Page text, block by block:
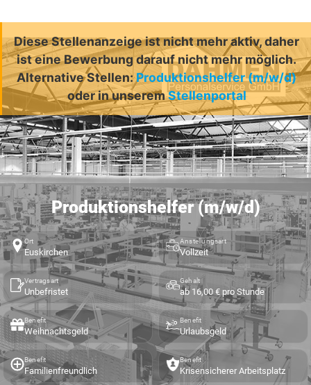
Diese Stellenanzeige ist nicht mehr aktiv, daher
ist eine Bewerbung darauf nicht mehr möglich.
Alternative Stellen:Produktionshelfer (m/w/d)
oder in unseremStellenportal
Produktionshelfer (m/w/d)
Ort
Euskirchen
Anstellungsart
Vollzeit
Vertragsart
Unbefristet
Gehalt
ab 16,00 € pro Stunde
Benefit
Weihnachtsgeld
Benefit
Urlaubsgeld
Benefit
Familienfreundlich
Benefit
Krisensicherer Arbeitsplatz